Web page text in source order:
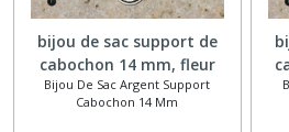
bijou de sac support de
cabochon 14 mm, fleur
Bijou De Sac Argent Support
Cabochon 14 Mm